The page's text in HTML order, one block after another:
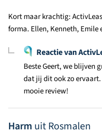
Kort maar krachtig:
forma. Ellen, Kenneth, Emile
Reactie van
Beste Geert, we blijven
dat jij dit ook zo
mooie review!
Harm uit Rosmalen